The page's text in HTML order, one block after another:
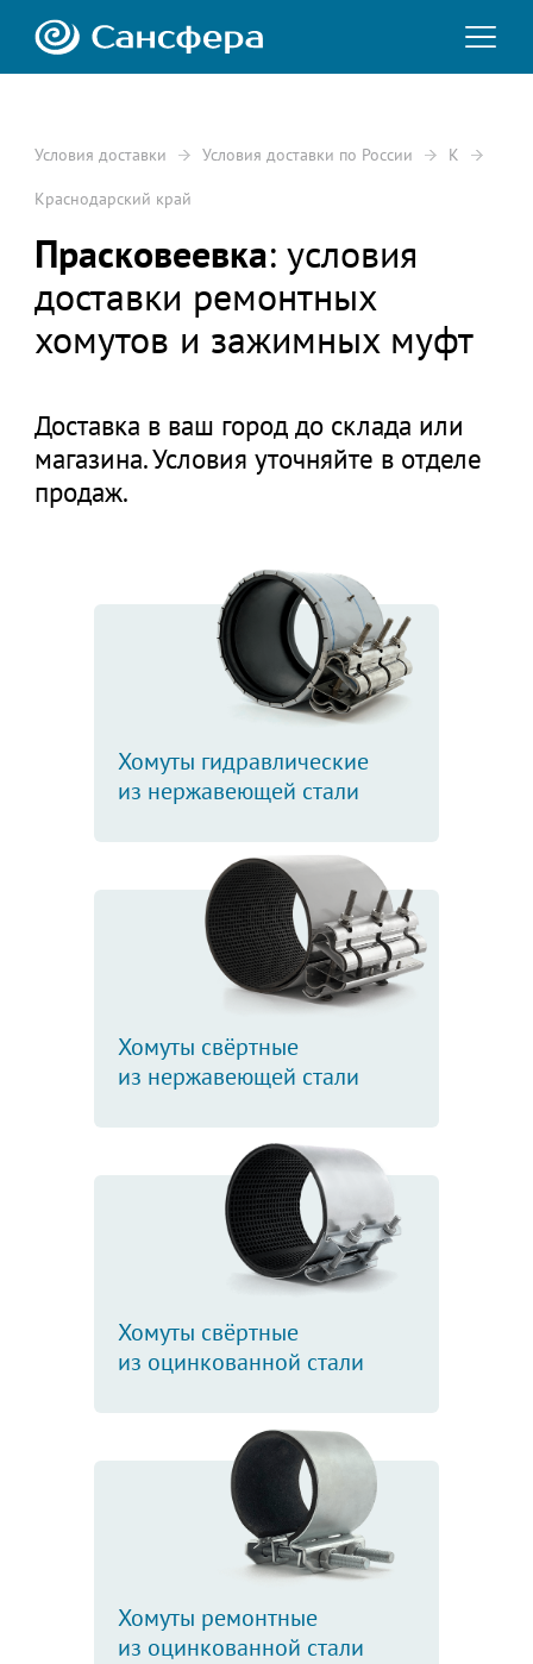
Условия доставки Условия доставки по России К
Краснодарский край
Прасковеевка: условия
доставки ремонтных
хомутов и зажимных муфт
Доставка в ваш город до склада или
магазина. Условия уточняйте в отделе
продаж.
Хомуты гидравлические
из нержавеющей стали
Хомуты свёртные
из нержавеющей стали
Хомуты свёртные
из оцинкованной стали
Хомуты ремонтные
из оцинкованной стали